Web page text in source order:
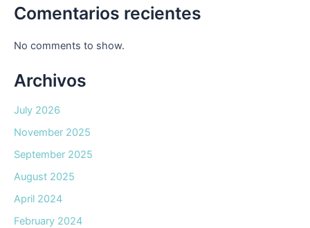
Comentarios recientes
No comments to show.
Archivos
July 2026
November 2025
September 2025
August 2025
April 2024
February 2024